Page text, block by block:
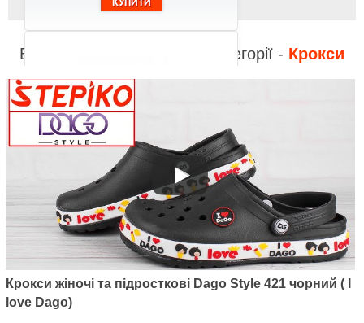
Артикул: M6001-07
Дитячі утеплені сабо Dago Style
M6001-07 (чорний)
375грн.
Відео до інших товарів з категорії - Крокси
Крокси жіночі та підросткові Dago Style 421 чорний ( I
love Dago)